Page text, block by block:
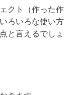
クト（作った作
ろいろな使い方
と言えるでしょ